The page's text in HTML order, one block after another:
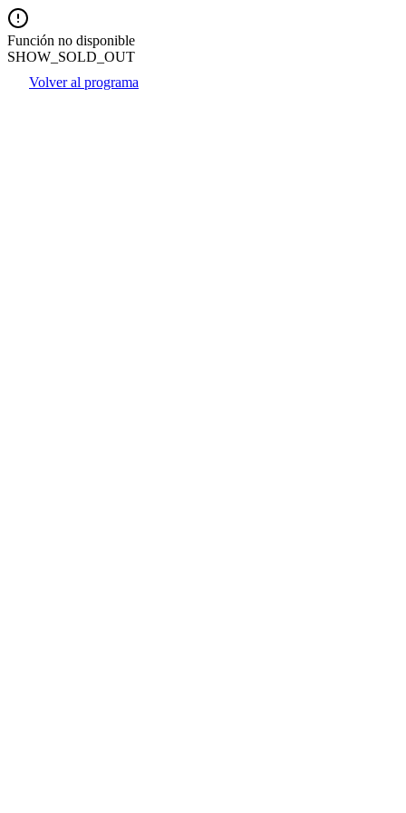
Función no disponible
SHOW_SOLD_OUT
Volver al programa